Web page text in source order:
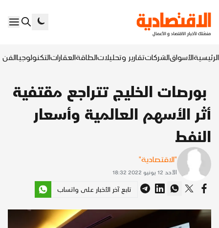
الرئيسيةالأسواقالشركاتتقارير وتحليلاتالطاقةالعقاراتالتكنولوجياالفن
بورصات الخليج تتراجع مقتفية
أثر الأسهم العالمية وأسعار
النفط
"الاقتصادية"
الأحد 12 يونيو 2022 18:32
تابع آخر الأخبار على واتساب